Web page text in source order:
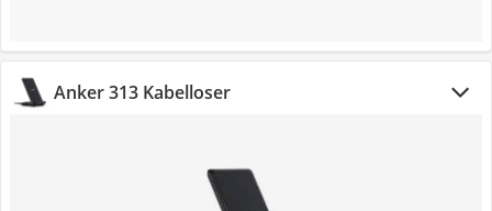
Anker 313 Kabelloser